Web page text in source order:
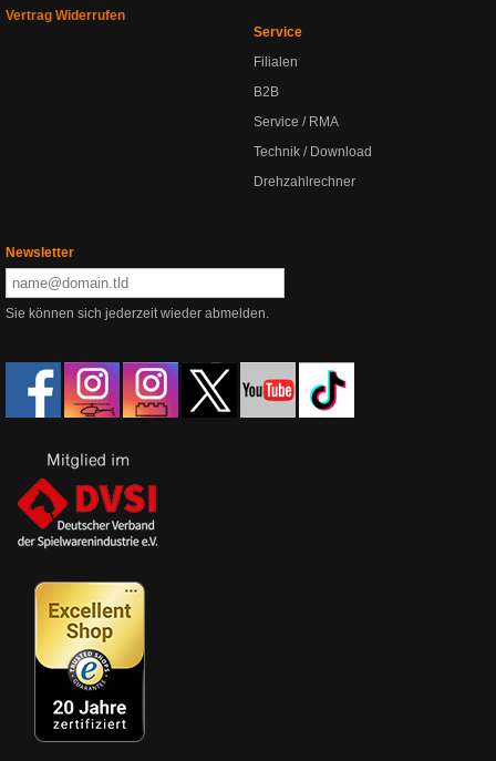
Vertrag Widerrufen
Service
Filialen
B2B
Service / RMA
Technik / Download
Drehzahlrechner
Newsletter
Sie können sich jederzeit wieder abmelden.